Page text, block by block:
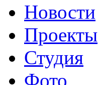
Новости
Проекты
Студия
Фото